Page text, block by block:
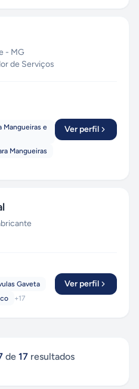
- MG
de Serviços
Mangueiras e
Mangueiras
Ver perfil
Gaveta
+17
Ver perfil
de 17resultados